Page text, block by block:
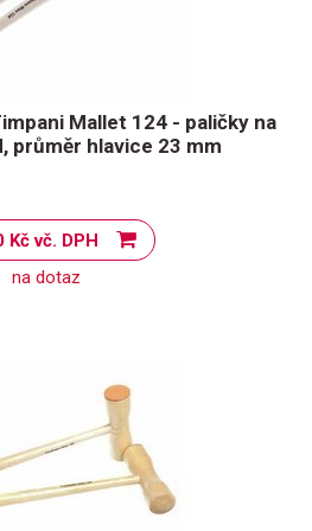
Mallet 124 - paličky na
průměr hlavice 23 mm
1 560 Kč vč. DPH
na dotaz